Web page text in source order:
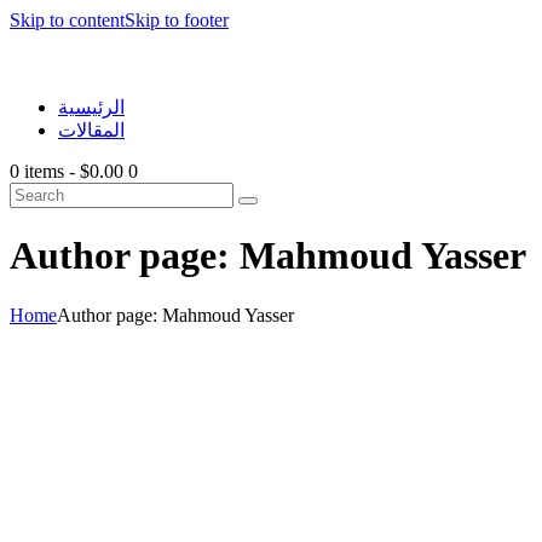
Skip to contentSkip to footer
الرئيسية
المقالات
0 items - $0.00 0
Author page: Mahmoud Yasser
HomeAuthor page: Mahmoud Yasser